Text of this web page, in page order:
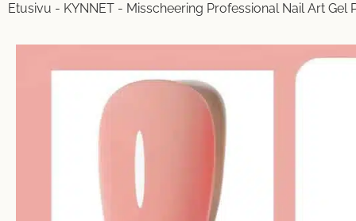
Etusivu - KYNNET - Misscheering Professional Nail Art Gel